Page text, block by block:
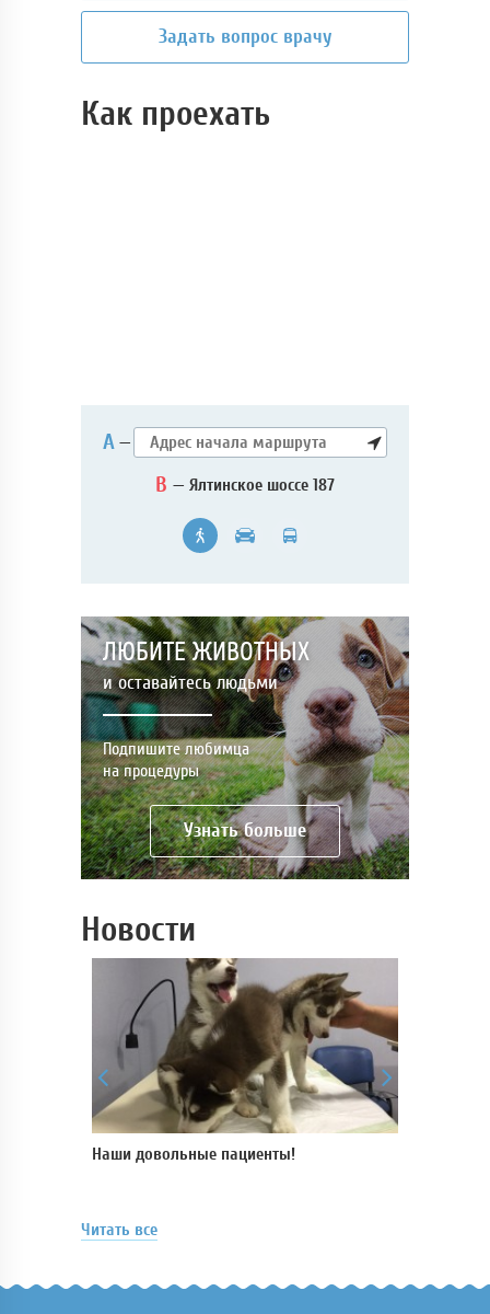
Задать вопрос врачу
Как проехать
А —
B — Ялтинское шоссе 187
ЛЮБИТЕ ЖИВОТНЫХ
и оставайтесь людьми
Подпишите любимца
на процедуры
Узнать больше
Новости
Наши довольные пациенты!
Читать все